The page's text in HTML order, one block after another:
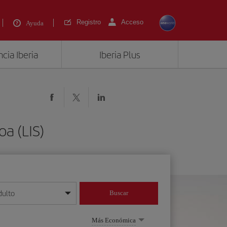
Ayuda Registro Acceso
Iberia Iberia Plus
(LIS)
mes/año
Buscar
Más Económica